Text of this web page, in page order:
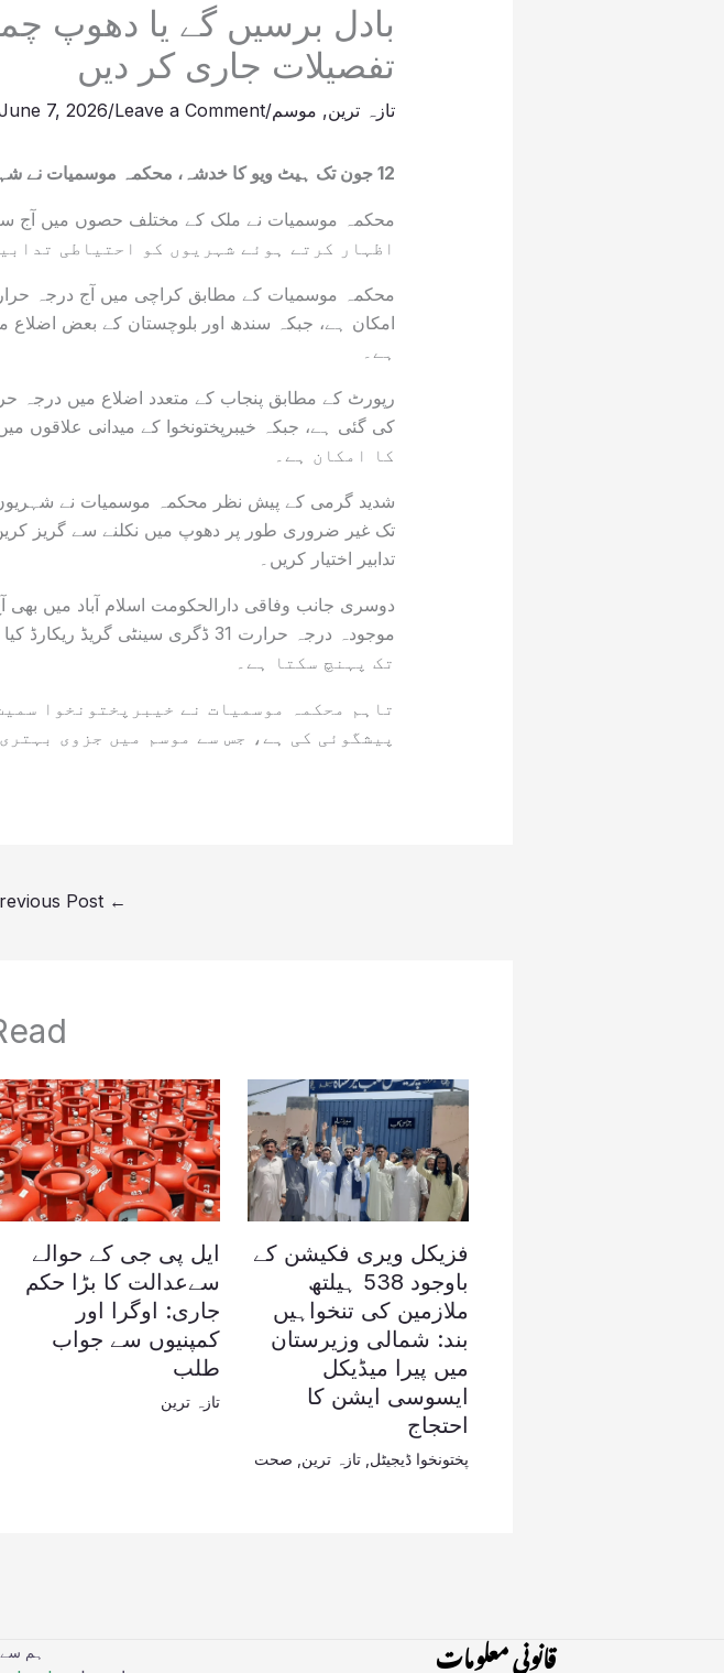
بادل برسیں گے یا دھوپ
تفصیلات جاری کر دیں
تازہ ترین, موسم/
Leave a Comment
/
7, 2026
12 جون تک ہیٹ ویو کا خدشہ، محکمہ موسمیات نے شہریوں کو احتیاط کی ہدایت کر دی
اظہار کرتے ہوئے شہریوں کو احتیاطی
ہے۔
کا امکان ہے۔
تک غیر ضروری طور پر دھوپ میں نکلنے سے گریز
تدابیر اختیار کریں۔
دوسری جانب وفاقی دارالحکومت اسلام آباد میں
تک پہنچ سکتا ہے۔
تاہم محکمہ موسمیات نے خیبرپختونخوا
پیشگوئی کی ہے، جس سے موسم میں جزوی
←
فزیکل ویری فکیشن کے
باوجود 538 ہیلتھ
ملازمین کی تنخواہیں
بند: شمالی وزیرستان
میں پیرا میڈیکل
ایسوسی ایشن کا
احتجاج
پختونخوا ڈیجیٹل تازہ ترین صحت
ایل پی جی کے حوالے
سےعدالت کا بڑا حکم
جاری: اوگرا اور
کمپنیوں سے جواب
طلب
تازہ ترین
قانونی معلومات ہم سے